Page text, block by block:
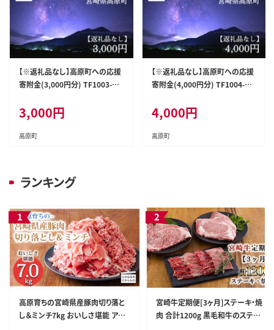
【※返礼品なし】高原町への応援
寄附金(3,000円分) TF1003-P0
3,000円
高原町
【※返礼品なし】高原町への応援
寄附金(4,000円分) TF1004-P0
4,000円
高原町
ランキング
高原育ちの宮崎県産豚肉切り落と
し＆ミンチ7kg おいしさ堪能 アレ
宮崎牛定期便[3ヶ月]ステーキ・焼
肉 合計1200g 黒毛和牛のステーキ